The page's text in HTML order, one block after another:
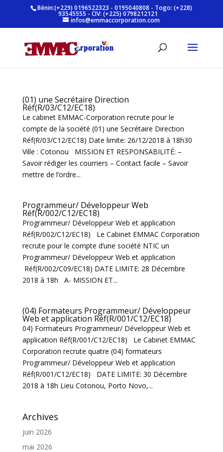
Bénin:(+229) 0196522323 - 0195040808 - Togo: (+228)
93545555 - CIV: (+225) 0798212121
infos@emmaccorporation.com
(01) une Secrétaire Direction
Réf(R/03/C12/EC18)
Le cabinet EMMAC-Corporation recrute pour le
compte de la société (01) une Secrétaire Direction
Réf(R/03/C12/EC18) Date limite: 26/12/2018 à 18h30
Ville : Cotonou MISSION ET RESPONSABILITÉ: –
Savoir rédiger les courriers – Contact facile – Savoir
mettre de l’ordre...
Programmeur/ Développeur Web
Réf(R/002/C12/EC18)
Programmeur/ Développeur Web et application
Réf(R/002/C12/EC18) Le Cabinet EMMAC Corporation
recrute pour le compte d’une société NTIC un
Programmeur/ Développeur Web et application
Réf(R/002/C09/EC18) DATE LIMITE: 28 Décembre
2018 à 18h A- MISSION ET...
(04) Formateurs Programmeur/ Développeur
Web et application Réf(R/001/C12/EC18)
04) Formateurs Programmeur/ Développeur Web et
application Réf(R/001/C12/EC18) Le Cabinet EMMAC
Corporation recrute quatre (04) formateurs
Programmeur/ Développeur Web et application
Réf(R/001/C12/EC18) DATE LIMITE: 30 Décembre
2018 à 18h Lieu Cotonou, Porto Novo,...
Archives
juin 2026
mai 2026